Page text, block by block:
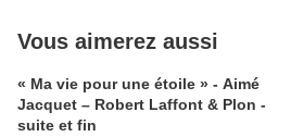
Vous aimerez aussi
« Ma vie pour une étoile » - Aimé
Jacquet – Robert Laffont & Plon -
suite et fin